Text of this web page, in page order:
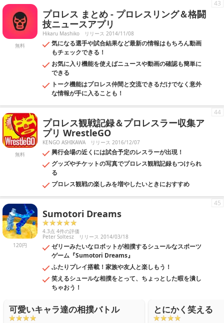
無料
プロレス まとめ - プロレスリング＆格闘
技ニュースアプリ
Hikaru Mashiko リリース 2014/11/08
気になる選手や試合結果など最新の情報はもちろん動画
もチェックできる！
お気に入り機能を使えばニュースや動画の確認も簡単に
できる
トーク機能はプロレス仲間と交流できるだけでなく意外
な情報が手に入ることも！
43
無料
プロレス観戦記録＆プロレスラー収集ア
プリ WrestleGO
KENGO ASHIKAWA リリース 2016/12/07
興行会場の近くには試合予定のレスラーが出現！
グッズやチケットの写真でプロレス観戦記録もつけられ
る
プロレス観戦の楽しみを増やしたいときにおすすめ
44
120円
Sumotori Dreams
4.3点 4件の評価
Peter Soltesz リリース 2014/03/18
ゼリーみたいなロボットが相撲するシュールなスポーツ
ゲーム『Sumotori Dreams』
ふたりプレイ搭載！家族や友人と楽しもう！
笑えるシュールな相撲をとって、ちょっとした暇を潰し
ちゃおう！
45
可愛いキャラ達の相撲バトル とにかく笑える